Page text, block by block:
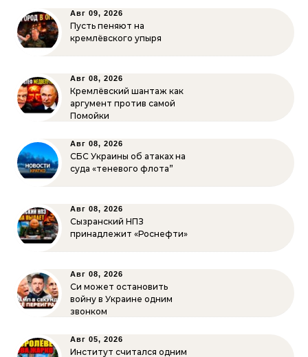
Авг 09, 2026
Пусть пеняют на
кремлёвского упыря
Авг 08, 2026
Кремлёвский шантаж как
аргумент против самой
Помойки
Авг 08, 2026
СБС Украины об атаках на
суда «теневого флота”
Авг 08, 2026
Сызранский НПЗ
принадлежит «Роснефти»
Авг 08, 2026
Си может остановить
войну в Украине одним
звонком
Авг 05, 2026
Институт считался одним